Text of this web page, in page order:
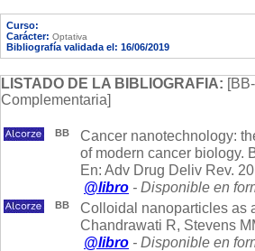
Curso:
Carácter: Optativa
Bibliografía validada el: 16/06/2019
LISTADO DE LA BIBLIOGRAFIA:
Complementaria]
BB
Cancer nanotechnology:
of modern cancer biology.
En: Adv Drug Deliv Rev.
@libro - Disponible en
BB
Colloidal nanoparticles as
Chandrawati R, Stevens
@libro - Disponible en